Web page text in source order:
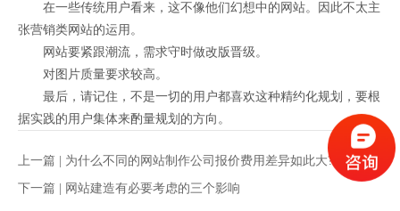
在一些传统用户看来，这不像他们幻想中的网站。因此不太主
张营销类网站的运用。
网站要紧跟潮流，需求守时做改版晋级。
对图片质量要求较高。
最后，请记住，不是一切的用户都喜欢这种精约化规划，要根
据实践的用户集体来酌量规划的方向。
上一篇 | 为什么不同的网站制作公司报价费用差异如此大?
下一篇 | 网站建造有必要考虑的三个影响